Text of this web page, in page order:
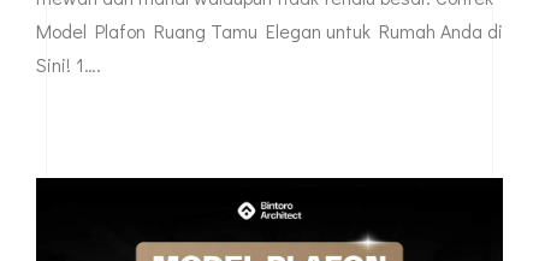
Model Plafon Ruang Tamu Elegan untuk Rumah Anda di
Sini! 1….